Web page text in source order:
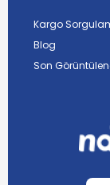
Kargo
Blog
Son